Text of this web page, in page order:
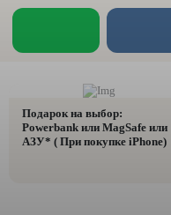
Подарок на выбор:
Powerbank или MagSafe или
AЗУ* ( При покупке iPhone)